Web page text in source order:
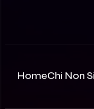
HomeChi Non